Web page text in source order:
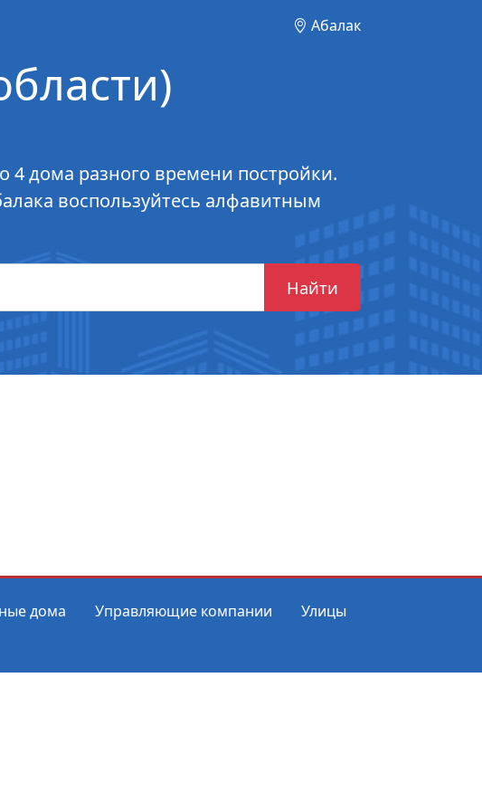
Абалак
4 дома разного времени постройки.
воспользуйтесь алфавитным
Найти
дома Управляющие компании Улицы